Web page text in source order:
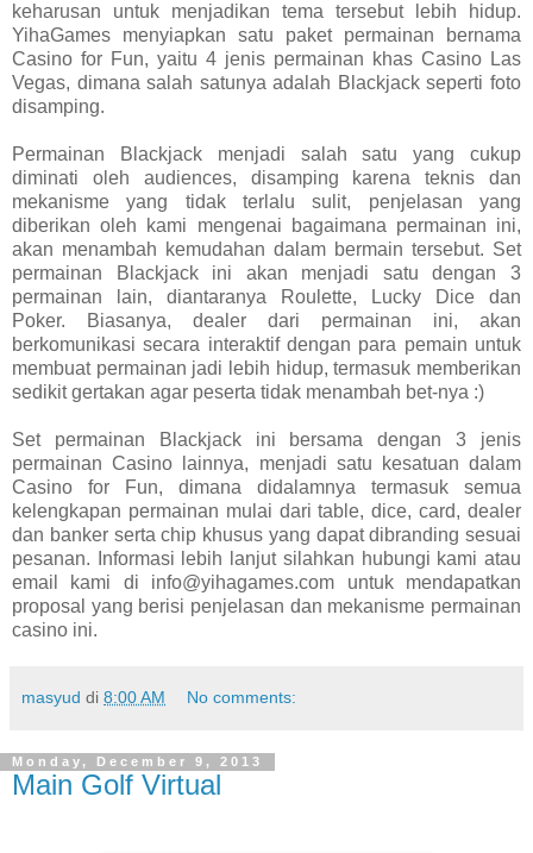
keharusan untuk menjadikan tema tersebut lebih hidup.
YihaGames menyiapkan satu paket permainan bernama
Casino for Fun, yaitu 4 jenis permainan khas Casino Las
Vegas, dimana salah satunya adalah Blackjack seperti foto
disamping.
Permainan Blackjack menjadi salah satu yang cukup
diminati oleh audiences, disamping karena teknis dan
mekanisme yang tidak terlalu sulit, penjelasan yang
diberikan oleh kami mengenai bagaimana permainan ini,
akan menambah kemudahan dalam bermain tersebut. Set
permainan Blackjack ini akan menjadi satu dengan 3
permainan lain, diantaranya Roulette, Lucky Dice dan
Poker. Biasanya, dealer dari permainan ini, akan
berkomunikasi secara interaktif dengan para pemain untuk
membuat permainan jadi lebih hidup, termasuk memberikan
sedikit gertakan agar peserta tidak menambah bet-nya :)
Set permainan Blackjack ini bersama dengan 3 jenis
permainan Casino lainnya, menjadi satu kesatuan dalam
Casino for Fun, dimana didalamnya termasuk semua
kelengkapan permainan mulai dari table, dice, card, dealer
dan banker serta chip khusus yang dapat dibranding sesuai
pesanan. Informasi lebih lanjut silahkan hubungi kami atau
email kami di info@yihagames.com untuk mendapatkan
proposal yang berisi penjelasan dan mekanisme permainan
casino ini.
masyud di 8:00 AM No comments:
Monday, December 9, 2013
Main Golf Virtual